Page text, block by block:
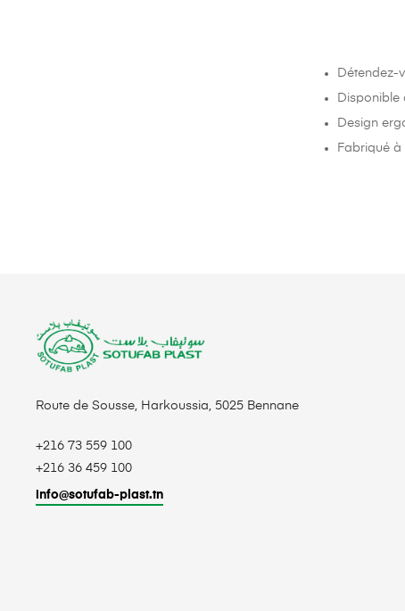
Détendez-
Disponible
Design
Fabriqué à
Route de Sousse, Harkoussia, 5025 Bennane
+216 73 559 100
+216 36 459 100
info@sotufab-plast.tn